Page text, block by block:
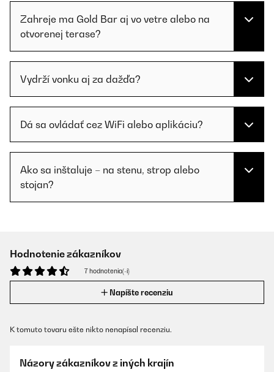
Zahreje ma Gold Bar aj vo vetre alebo na
otvorenej terase?
Vydrží vonku aj za dažďa?
Dá sa ovládať cez WiFi alebo aplikáciu?
Ako sa inštaluje – na stenu, strop alebo
stojan?
Hodnotenie zákazníkov
7 hodnotenia(-í)
Napíšte recenziu
K tomuto tovaru ešte nikto nenapísal recenziu.
Názory zákazníkov z iných krajín